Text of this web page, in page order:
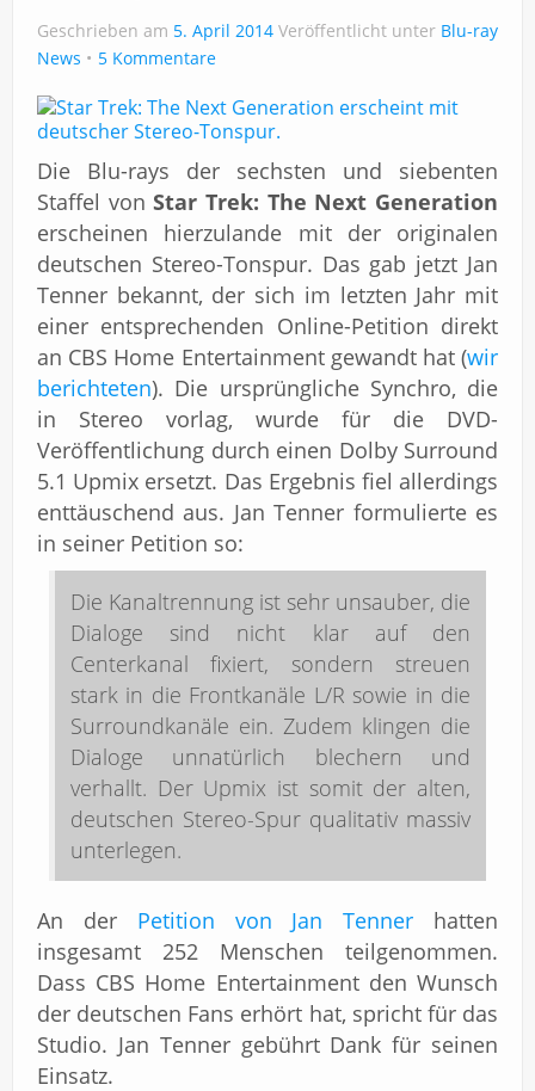
Geschrieben am 5. April 2014 Veröffentlicht unter Blu-ray
News
5 Kommentare
Die Blu-rays der sechsten und siebenten
Staffel vonStar Trek: The Next Generation
erscheinen hierzulande mit der originalen
deutschen Stereo-Tonspur. Das gab jetzt Jan
Tenner bekannt, der sich im letzten Jahr mit
einer entsprechenden Online-Petition direkt
an CBS Home Entertainment gewandt hat (wir
berichteten). Die ursprüngliche Synchro, die
in Stereo vorlag, wurde für die DVD-
Veröffentlichung durch einen Dolby Surround
5.1 Upmix ersetzt. Das Ergebnis fiel allerdings
enttäuschend aus. Jan Tenner formulierte es
in seiner Petition so:
Die Kanaltrennung ist sehr unsauber, die
Dialoge sind nicht klar auf den
Centerkanal fixiert, sondern streuen
stark in die Frontkanäle L/R sowie in die
Surroundkanäle ein. Zudem klingen die
Dialoge unnatürlich blechern und
verhallt. Der Upmix ist somit der alten,
deutschen Stereo-Spur qualitativ massiv
unterlegen.
An der Petition von Jan Tenner hatten
insgesamt 252 Menschen teilgenommen.
Dass CBS Home Entertainment den Wunsch
der deutschen Fans erhört hat, spricht für das
Studio. Jan Tenner gebührt Dank für seinen
Einsatz.